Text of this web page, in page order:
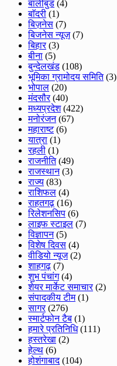
बालीबुड (4)
बाॅदरी (1)
बिज़नेस (7)
बिजनेस न्यूज़(7)
बिहार(3)
बीना (5)
बुन्देलखंड (108)
भूमिका ग्रामोदय समिति(3)
भोपाल (20)
मंदसौर(40)
मध्यप्रदेश(422)
मनोरंजन(67)
महाराष्ट(6)
यात्रा (1)
रहली (1)
राजनीति(49)
राजस्थान(3)
राज्य (83)
राशिफल (4)
राहतगढ़ (16)
रिलेशनसिप (6)
लाइफ स्टाइल (7)
विज्ञापन(5)
विशेष दिवस (4)
वीडियो न्यूज(2)
शाहगढ़ (7)
शुभ पंचांग(4)
शेयर मार्केट समाचार(2)
संपादकीय टीम(1)
सागर(276)
स्मार्टफोन टैब (1)
हमारे प्रतिनिधि(111)
हस्तरेखा (2)
हेल्थ (6)
होशंगाबाद(104)